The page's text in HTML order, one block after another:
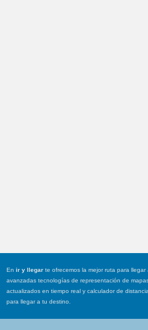
Enir y llegar te ofrecemos la mejor ruta para
avanzadas tecnologías de representación de
actualizados en tiempo real y calculador de
para llegar a tu destino.